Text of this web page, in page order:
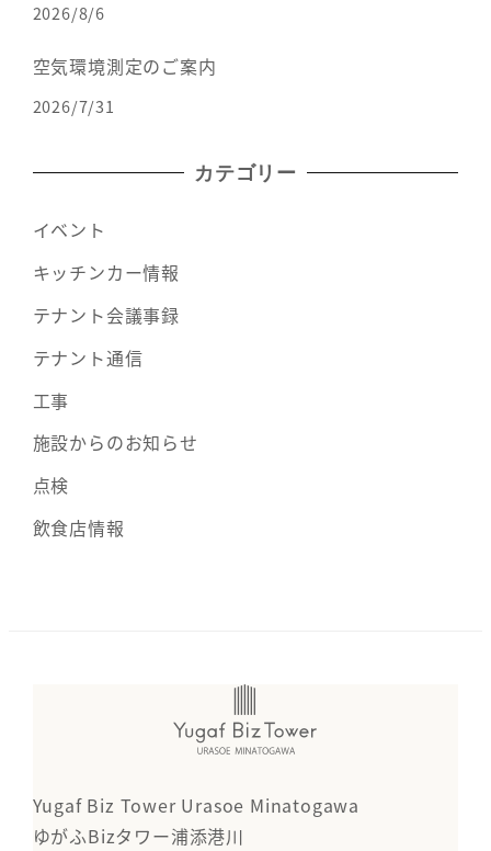
2026/8/6
空気環境測定のご案内
2026/7/31
カテゴリー
イベント
キッチンカー情報
テナント会議事録
テナント通信
工事
施設からのお知らせ
点検
飲食店情報
Yugaf Biz Tower Urasoe Minatogawa
ゆがふBizタワー浦添港川